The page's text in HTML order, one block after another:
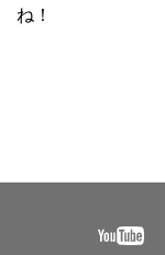
ね！